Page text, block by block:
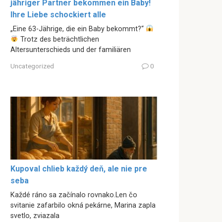
jähriger Partner bekommen ein Baby!
Ihre Liebe schockiert alle
„Eine 63-Jährige, die ein Baby bekommt?“
Trotz des beträchtlichen
Altersunterschieds und der familiären
Uncategorized 0
Kupoval chlieb každý deň, ale nie pre
seba
Každé ráno sa začínalo rovnako.Len čo
svitanie zafarbilo okná pekárne, Marina zapla
svetlo, zviazala